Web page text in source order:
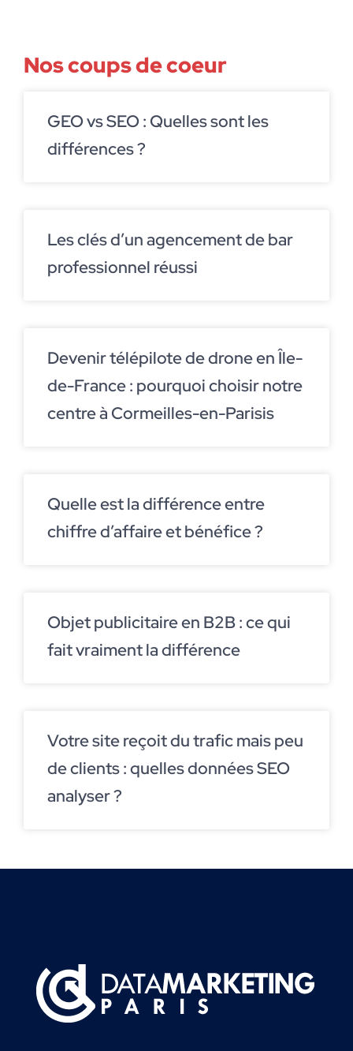
Nos coups de coeur
GEO vs SEO : Quelles sont les
différences ?
Les clés d’un agencement de bar
professionnel réussi
Devenir télépilote de drone en Île-
de-France : pourquoi choisir notre
centre à Cormeilles-en-Parisis
Quelle est la différence entre
chiffre d’affaire et bénéfice ?
Objet publicitaire en B2B : ce qui
fait vraiment la différence
Votre site reçoit du trafic mais peu
de clients : quelles données SEO
analyser ?